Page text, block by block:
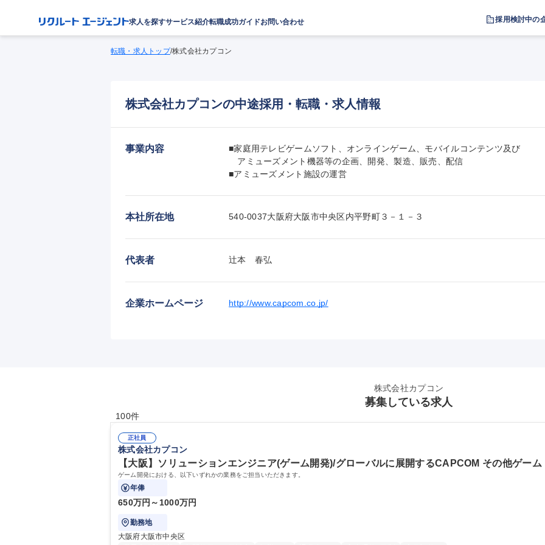
求人を探すサービス紹介転職成功ガイドお問い合わせ 採用検討中の
転職・求人トップ/株式会社カプコン
株式会社カプコンの中途採用・転職・求人情報
事業内容
■家庭用テレビゲームソフト、オンラインゲーム、モバイルコンテンツ及び
アミューズメント機器等の企画、開発、製造、販売、配信
■アミューズメント施設の運営
本社所在地 540-0037大阪府大阪市中央区内平野町３－１－３
代表者 辻本　春弘
企業ホームページ http://www.capcom.co.jp/
株式会社カプコン
募集している求人
100件
正社員
株式会社カプコン
【大阪】ソリューションエンジニア(ゲーム開発)/グローバルに展開するCAPCOM その他ゲーム
ゲーム開発における、以下いずれかの業務をご担当いただきます。
年俸
650万円～1000万円
勤務地
大阪府大阪市中央区